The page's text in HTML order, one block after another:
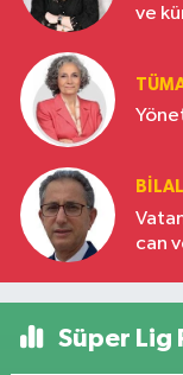
ve
can
Süper Lig